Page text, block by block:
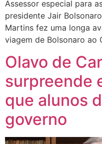
Assessor especial para
presidente Jair
Martins fez uma longa
viagem de Bolsonaro ao
Olavo de
surpreende
que alunos
governo